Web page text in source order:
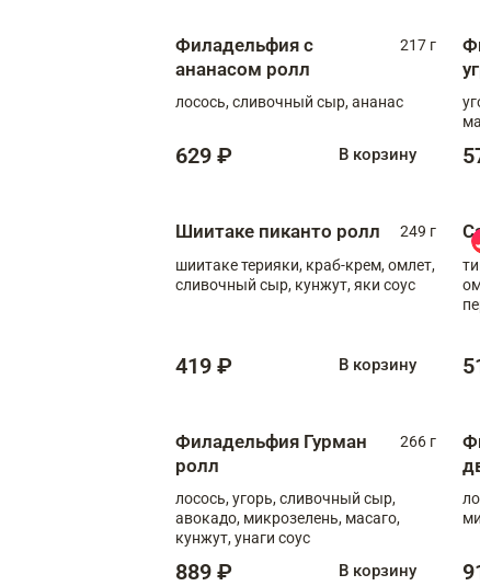
Филадельфия с
ананасом ролл
217 г
лосось, сливочный сыр, ананас
629 ₽ В корзину
Шиитаке пиканто ролл
249 г
шиитаке терияки, краб-крем, омлет,
сливочный сыр, кунжут, яки соус
419 ₽ В корзину
Филадельфия Гурман
ролл
266 г
лосось, угорь, сливочный сыр,
авокадо, микрозелень, масаго,
кунжут, унаги соус
889 ₽ В корзину